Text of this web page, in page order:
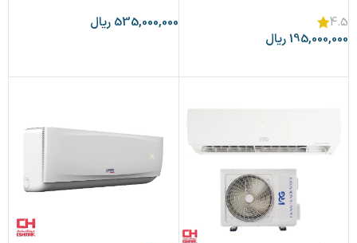
4.5
195,000,000ریال
535,000,000 ریال